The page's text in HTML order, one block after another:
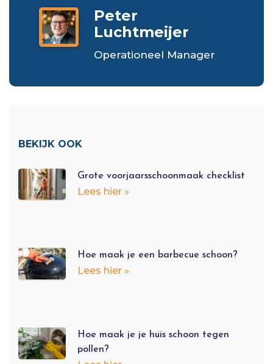
Peter
Luchtmeijer
Operationeel Manager
BEKIJK OOK
Grote voorjaarsschoonmaak checklist
Lees hier »
Hoe maak je een barbecue schoon?
Lees hier »
Hoe maak je je huis schoon tegen
pollen?